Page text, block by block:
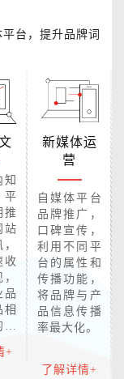
台，提升品牌词
知
推
站
收
品
相
曝
+
新媒体运
营
自媒体平台
品牌推广，
口碑宣传，
利用不同平
台的属性和
传播功能，
将品牌与产
品信息传播
率最大化。
了解详情+